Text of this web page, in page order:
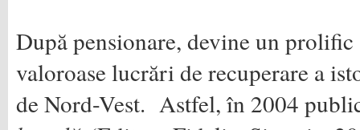
După pensionare, devine un
valoroase lucrări de recuperare a
de Nord-Vest. Astfel, în 2004